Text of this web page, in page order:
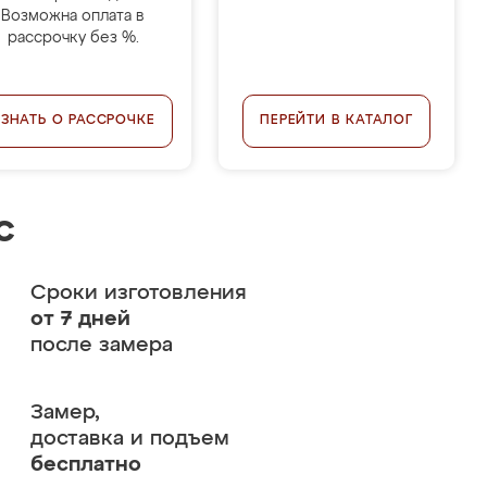
Возможна оплата в
рассрочку без %.
О РАССРОЧКЕ ПЕРЕЙТИ В КАТАЛОГ
Сроки изготовления
от 7 дней
после замера
Замер,
доставка и подъем
бесплатно